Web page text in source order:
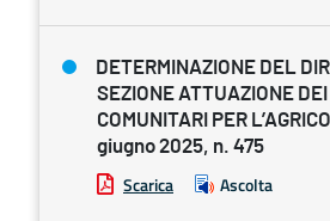
DETERMINAZIONE DEL
SEZIONE ATTUAZIONE DEI
COMUNITARI PER
giugno 2025, n. 475
Scarica Ascolta